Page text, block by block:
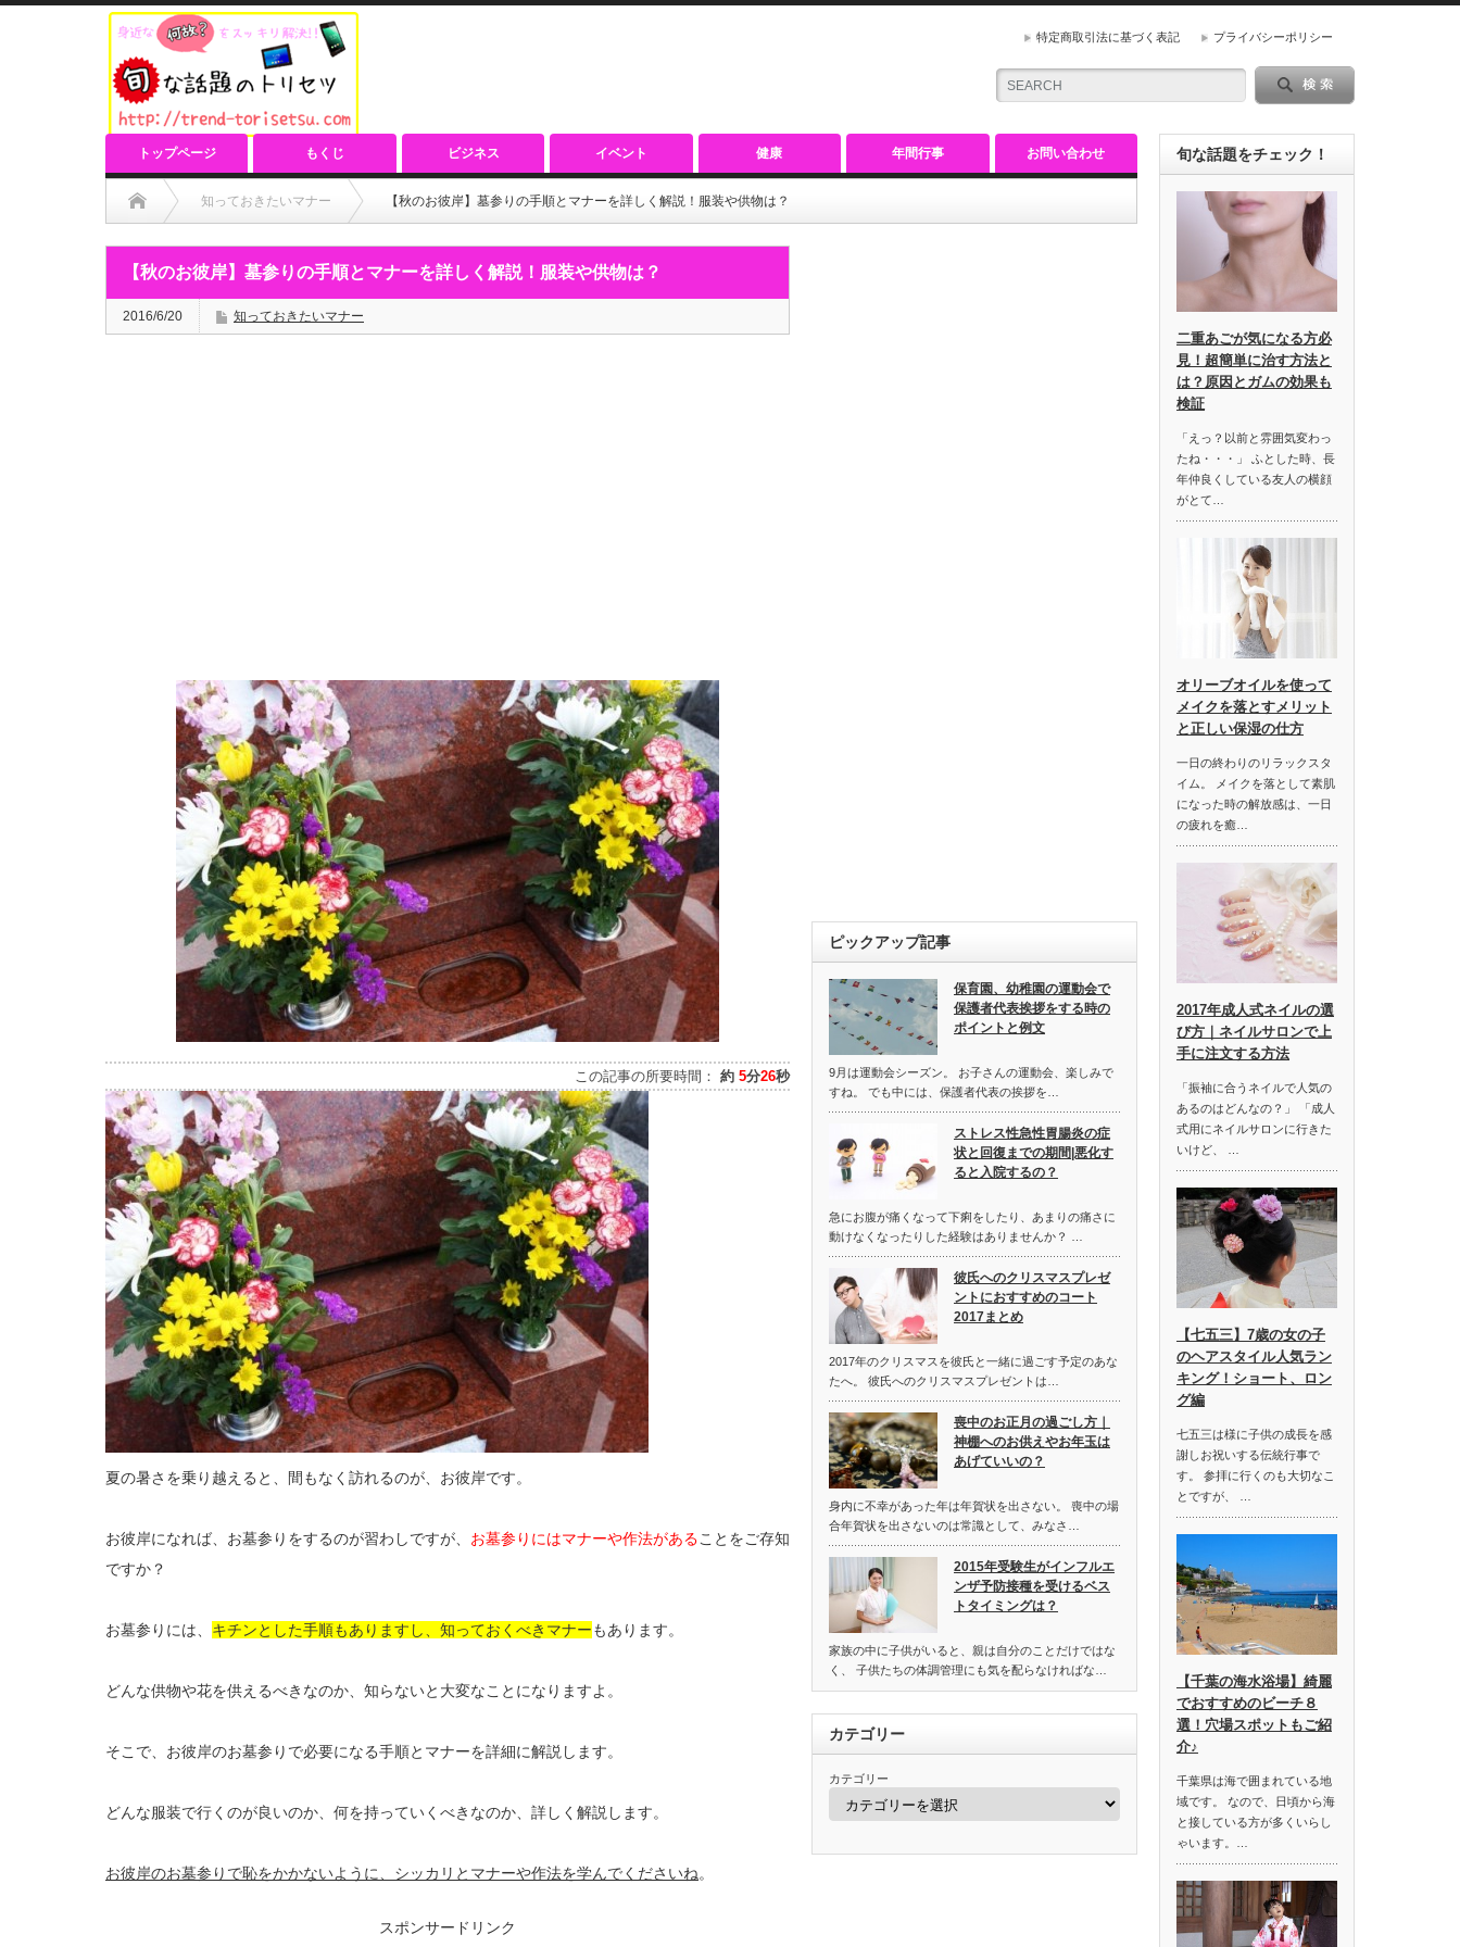
特定商取引法に基づく表記 プライバシーポリシー
トップページ もくじ ビジネス イベント 健康 年間行事 お問い合わせ
知っておきたいマナー 【秋のお彼岸】墓参りの手順とマナーを詳しく解説！服装や供物は？
【秋のお彼岸】墓参りの手順とマナーを詳しく解説！服装や供物は？
2016/6/20 知っておきたいマナー
この記事の所要時間： 約 5分26秒
夏の暑さを乗り越えると、間もなく訪れるのが、お彼岸です。
お彼岸になれば、お墓参りをするのが習わしですが、 お墓参りにはマナーや作法があることをご存知
ですか？
お墓参りには、 キチンとした手順もありますし、知っておくべきマナーもあります。
どんな供物や花を供えるべきなのか、知らないと大変なことになりますよ。
そこで、お彼岸のお墓参りで必要になる手順とマナーを詳細に解説します。
どんな服装で行くのが良いのか、何を持っていくべきなのか、詳しく解説します。
お彼岸のお墓参りで恥をかかないように、シッカリとマナーや作法を学んでくださいね。
スポンサードリンク
ピックアップ記事
保育園、幼稚園の運動会で
保護者代表挨拶をする時の
ポイントと例文
9月は運動会シーズン。 お子さんの運動会、楽しみで
すね。 でも中には、保護者代表の挨拶を…
ストレス性急性胃腸炎の症
状と回復までの期間|悪化す
ると入院するの？
急にお腹が痛くなって下痢をしたり、あまりの痛さに
動けなくなったりした経験はありませんか？ …
彼氏へのクリスマスプレゼ
ントにおすすめのコート
2017まとめ
2017年のクリスマスを彼氏と一緒に過ごす予定のあな
たへ。 彼氏へのクリスマスプレゼントは…
喪中のお正月の過ごし方｜
神棚へのお供えやお年玉は
あげていいの？
身内に不幸があった年は年賀状を出さない。 喪中の場
合年賀状を出さないのは常識として、みなさ…
2015年受験生がインフルエ
ンザ予防接種を受けるベス
トタイミングは？
家族の中に子供がいると、親は自分のことだけではな
く、 子供たちの体調管理にも気を配らなければな…
カテゴリー
カテゴリー
旬な話題をチェック！
二重あごが気になる方必
見！超簡単に治す方法と
は？原因とガムの効果も
検証
「えっ？以前と雰囲気変わっ
たね・・・」 ふとした時、長
年仲良くしている友人の横顔
がとて…
オリーブオイルを使って
メイクを落とすメリット
と正しい保湿の仕方
一日の終わりのリラックスタ
イム。 メイクを落として素肌
になった時の解放感は、一日
の疲れを癒…
2017年成人式ネイルの選
び方｜ネイルサロンで上
手に注文する方法
「振袖に合うネイルで人気の
あるのはどんなの？」 「成人
式用にネイルサロンに行きた
いけど、 …
【七五三】7歳の女の子
のヘアスタイル人気ラン
キング！ショート、ロン
グ編
七五三は様に子供の成長を感
謝しお祝いする伝統行事で
す。 参拝に行くのも大切なこ
とですが、 …
【千葉の海水浴場】綺麗
でおすすめのビーチ８
選！穴場スポットもご紹
介♪
千葉県は海で囲まれている地
域です。 なので、日頃から海
と接している方が多くいらし
ゃいます。…